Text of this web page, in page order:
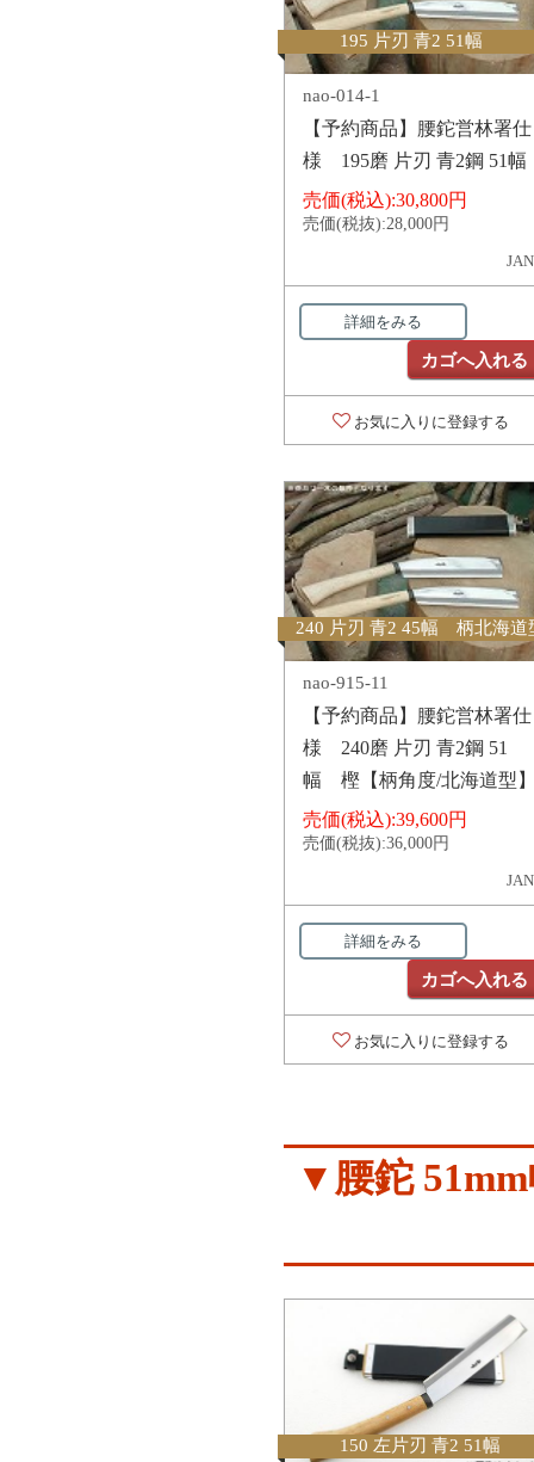
195 片刃 青2 51幅
nao-014-1
【予約商品】腰鉈営林署仕
様 195磨 片刃 青2鋼 51幅
売価(税込):30,800円
売価(税抜):28,000円
詳細をみる
カゴへ入れる
お気に入りに登録する
240 片刃 青2 45幅 柄北海道
nao-915-11
【予約商品】腰鉈営林署仕
様 240磨 片刃 青2鋼 51
幅 樫【柄角度/北海道型
売価(税込):39,600円
売価(税抜):36,000円
詳細をみる
カゴへ入れる
お気に入りに登録する
▼腰鉈
150 左片刃 青2 51幅